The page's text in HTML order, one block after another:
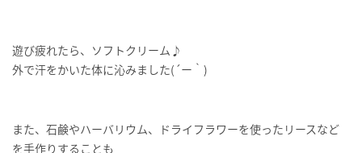
遊び疲れたら、ソフトクリーム♪
外で汗をかいた体に沁みました(´ー｀)
また、石鹸やハーバリウム、ドライフラワーを使ったリースなど
を手作りすることも